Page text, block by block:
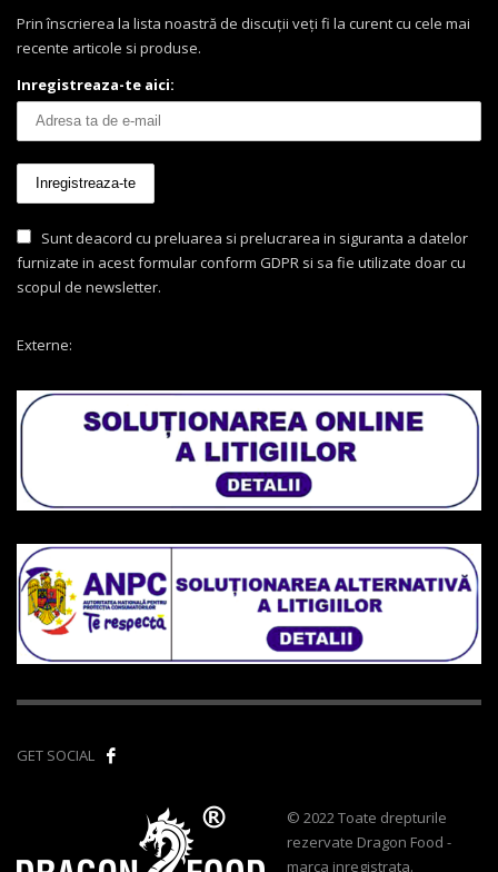
Prin înscrierea la lista noastră de discuții veți fi la curent cu cele mai
recente articole si produse.
Inregistreaza-te aici:
Sunt deacord cu preluarea si prelucrarea in siguranta a datelor
furnizate in acest formular conform GDPR si sa fie utilizate doar cu
scopul de newsletter.
Externe:
GET SOCIAL
© 2022 Toate drepturile
rezervate Dragon Food -
marca inregistrata.